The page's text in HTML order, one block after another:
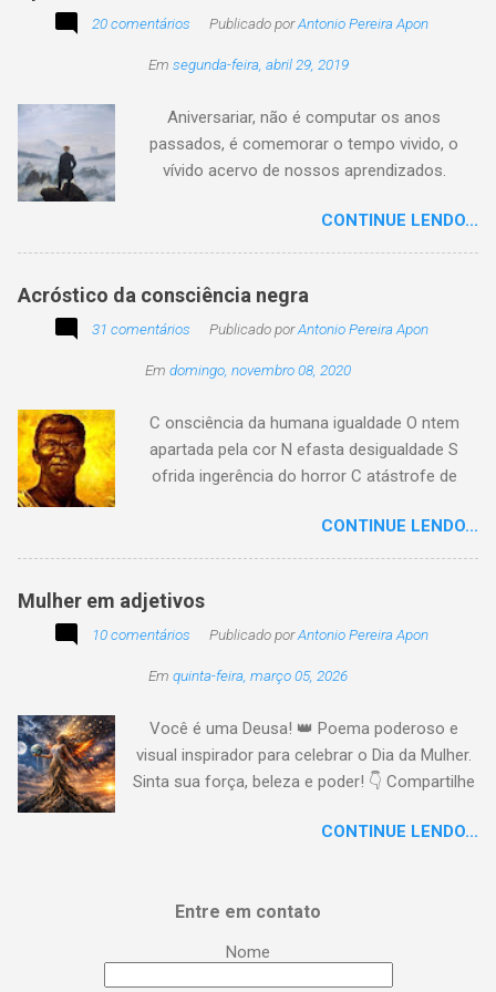
de quem o usa. Se você encontrar este texto
creditado a outros nomes, ajude-nos a
compartilhando o crédito correto.
20 comentários Publicado porAntonio Pereira Apon
Em segunda-feira, abril 29, 2019
Aniversariar, não é computar os anos
passados, é comemorar o tempo vivido, o
vívido acervo de nossos aprendizados.
existir. Há quem simplesmente assista o tempo
e a vida passarem. Mas, há também quem
apenas passe alheio a tudo, tem quem aprenda
com o passar... Eu tenho aprendido:
CONTINUE LENDO...
Acróstico da consciência negra
31 comentários Publicado porAntonio Pereira Apon
Em domingo, novembro 08, 2020
C onsciência da humana igualdade O ntem
apartada pela cor N efasta desigualdade S
ofrida ingerência do horror C atástrofe de
tempo o preito N egritude sempre linda C ultura
multicolor I rmanados na cidadania A gentes
CONTINUE LENDO...
Mulher em adjetivos
10 comentários Publicado porAntonio Pereira Apon
Em quinta-feira, março 05, 2026
Você é uma Deusa! 👑 Poema poderoso e
visual inspirador para celebrar o Dia da Mulher.
Sinta sua força, beleza e poder! 👇 Compartilhe
arrepios! 👇 Este poema/música é uma
capturar a essência da mulher em todas as
suas facetas: da força de uma guerreira à
delicadeza de uma musa, da inteligência
CONTINUE LENDO...
Entre em contato
Nome